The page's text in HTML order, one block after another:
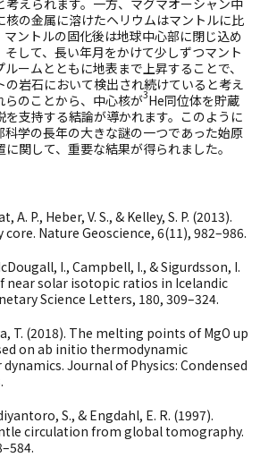
考えられます。一方、マグマオーシャン中
核の金属に溶けたヘリウムはマントルに比
ントルの固化後は地球中心部に閉じ込め
そして、長い年月をかけて少しずつマント
ームとともに地表まで上昇することで、
の岩石において検出され続けていると考え
らのことから、中心核が3He同位体を貯蔵
支持する結論が導かれます。このように
学の長年の大きな謎の一つであった始原
関して、重要な結果が得られました。
A. P., Heber, V. S., & Kelley, S. P. (2013).
Nature Geoscience, 6(11), 982–986.
I., Campbell, I., & Sigurdsson, I.
near solar isotopic ratios in Icelandic
Science Letters, 180, 309–324.
T. (2018). The melting points of MgO up
on ab initio thermodynamic
Journal of Physics: Condensed
S., & Engdahl, E. R. (1997).
circulation from global tomography.